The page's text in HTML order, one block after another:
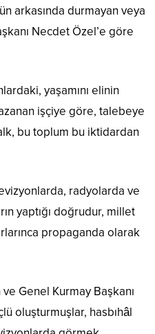
arkasında durmayan veya
Necdet Özel’e göre
yaşamını elinin
işçiye göre, talebeye
bu toplum bu iktidardan
radyolarda ve
yaptığı doğrudur, millet
propaganda olarak
Genel Kurmay Başkanı
oluşturmuşlar, hasbıhâl